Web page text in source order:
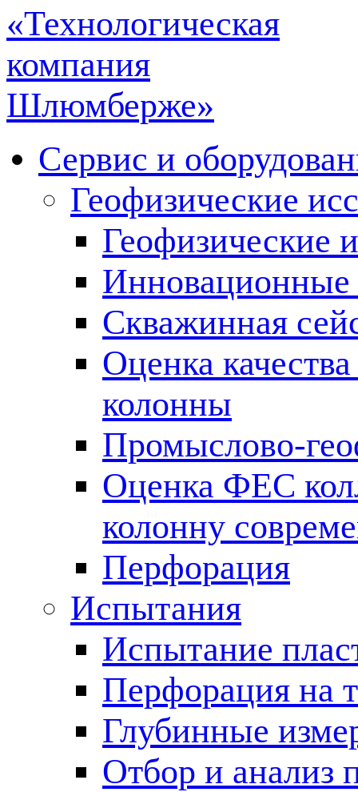
Сервис и
Геофизические
Геофизические
Инновационные
Скважинная
Оценка
колонны
Промыслово-
Оценка ФЕС
колонну
Перфорация
Испытания
Испытание
Перфорация на
Глубинные
Отбор и анализ